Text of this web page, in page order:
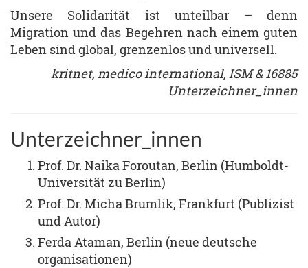
Unsere Solidarität ist unteilbar – denn
Migration und das Begehren nach einem guten
Leben sind global, grenzenlos und universell.
kritnet, medico international, ISM & 16885
Unterzeichner_innen
Unterzeichner_innen
Prof. Dr. Naika Foroutan, Berlin (Humboldt-
Universität zu Berlin)
Prof. Dr. Micha Brumlik, Frankfurt (Publizist
und Autor)
Ferda Ataman, Berlin (neue deutsche
organisationen)